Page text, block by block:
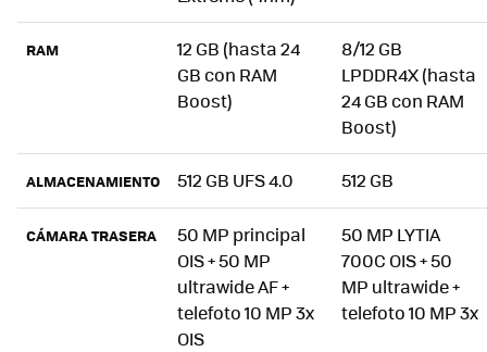
RAM
12 GB (hasta 24
GB con RAM
Boost)
8/12 GB
LPDDR4X (hasta
24 GB con RAM
Boost)
ALMACENAMIENTO 512 GB UFS 4.0 512 GB
CÁMARA TRASERA
50 MP principal
OIS + 50 MP
ultrawide AF +
telefoto 10 MP 3x
OIS
50 MP LYTIA
700C OIS + 50
MP ultrawide +
telefoto 10 MP 3x